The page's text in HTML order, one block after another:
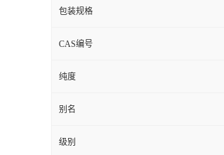
包装规格
CAS编号
纯度
别名
级别